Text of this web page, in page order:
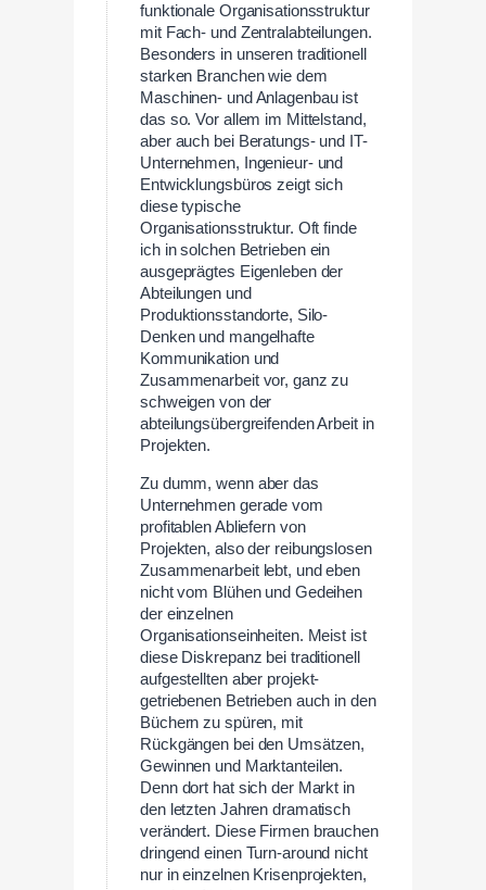
funktionale Organisationsstruktur
mit Fach- und Zentralabteilungen.
Besonders in unseren traditionell
starken Branchen wie dem
Maschinen- und Anlagenbau ist
das so. Vor allem im Mittelstand,
aber auch bei Beratungs- und IT-
Unternehmen, Ingenieur- und
Entwicklungsbüros zeigt sich
diese typische
Organisationsstruktur. Oft finde
ich in solchen Betrieben ein
ausgeprägtes Eigenleben der
Abteilungen und
Produktionsstandorte, Silo-
Denken und mangelhafte
Kommunikation und
Zusammenarbeit vor, ganz zu
schweigen von der
abteilungsübergreifenden Arbeit in
Projekten.
Zu dumm, wenn aber das
Unternehmen gerade vom
profitablen Abliefern von
Projekten, also der reibungslosen
Zusammenarbeit lebt, und eben
nicht vom Blühen und Gedeihen
der einzelnen
Organisationseinheiten. Meist ist
diese Diskrepanz bei traditionell
aufgestellten aber projekt-
getriebenen Betrieben auch in den
Büchern zu spüren, mit
Rückgängen bei den Umsätzen,
Gewinnen und Marktanteilen.
Denn dort hat sich der Markt in
den letzten Jahren dramatisch
verändert. Diese Firmen brauchen
dringend einen Turn-around nicht
nur in einzelnen Krisenprojekten,